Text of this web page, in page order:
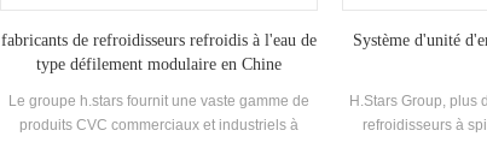
fabricants de refroidisseurs refroidis à l'eau de
type défilement modulaire en Chine
Le groupe h.stars fournit une vaste gamme de
produits CVC commerciaux et industriels à
Système d'unité
H.Stars Group, plus
refroidisseurs à